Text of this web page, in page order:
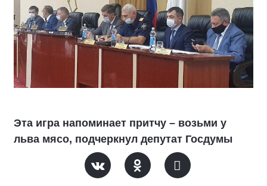
Эта игра напоминает притчу – возьми у
льва мясо, подчеркнул депутат Госдумы